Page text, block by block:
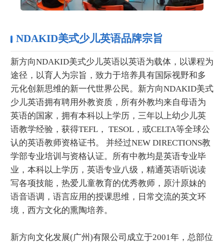
NDAKID美式少儿英语品牌宗旨
新方向NDAKID美式少儿英语以英语为载体，以课程为
途径，以育人为宗旨，致力于培养具有国际视野和多
元化创新思维的新一代世界公民。新方向NDAKID美式
少儿英语拥有聘用外教资质，所有外教均来自母语为
英语的国家，拥有本科以上学历，三年以上幼少儿英
语教学经验，获得TEFL， TESOL，或CELTA等全球公
认的英语教师资格证书。 并经过NEW DIRECTIONS教
学部专业培训与资格认证。所有中教均是英语专业毕
业，本科以上学历，英语专业八级，精通英语听说读
写各项技能，热爱儿童教育的优秀教师，原汁原妹的
语音语调，语言应用的授课思维，日常交流的英文环
境，西方文化的熏陶培养。
新方向文化发展(广州)有限公司成立于2001年，总部位